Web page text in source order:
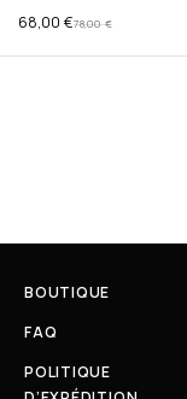
78,00€
68,00 €
BOUTIQUE
FAQ
POLITIQUE